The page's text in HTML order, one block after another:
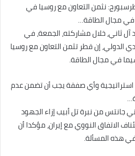
نثمن التعاون مع روسيا في
في مجال الطاقة…
ثاني، خلال مشاركته، الجمعة، في
الدولي، إن قطر تثمن التعاون مع روسيا
في مجال الطاقة.
استراتيجية وأي صفقة يجب أن تضمن عدم
جانتس من نبرة تل أبيب إزاء الجهود
الاتفاق النووي مع إيران، مؤكدا أن
هذه المسألة.